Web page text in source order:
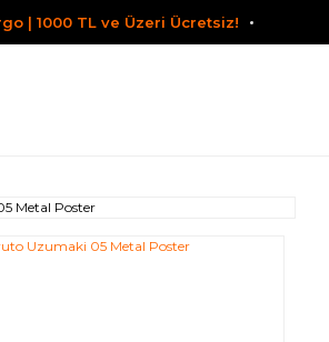
| 1000 TL ve Üzeri Ücretsiz!